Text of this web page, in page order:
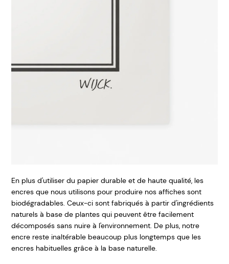
En plus d'utiliser du papier durable et de haute qualité, les
encres que nous utilisons pour produire nos affiches sont
biodégradables. Ceux-ci sont fabriqués à partir d'ingrédients
naturels à base de plantes qui peuvent être facilement
décomposés sans nuire à l'environnement. De plus, notre
encre reste inaltérable beaucoup plus longtemps que les
encres habituelles grâce à la base naturelle.